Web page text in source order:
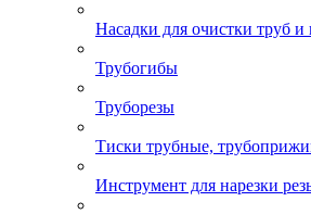
Насадки для очистки труб и
Трубогибы
Труборезы
Тиски трубные,
Инструмент для нарезки